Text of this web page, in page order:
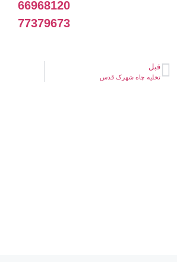
66968120
77379673
قبل
تخلیه چاه شهرک قدس